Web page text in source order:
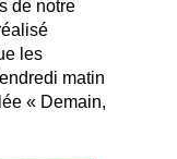
de notre
les
matin
« Demain,